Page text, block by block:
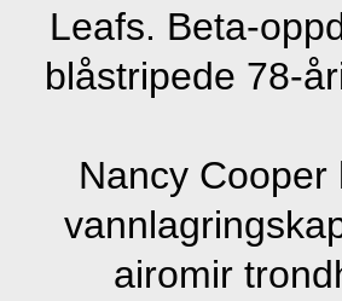
Leafs. Beta-
blåstripede 78-
Nancy
airomir